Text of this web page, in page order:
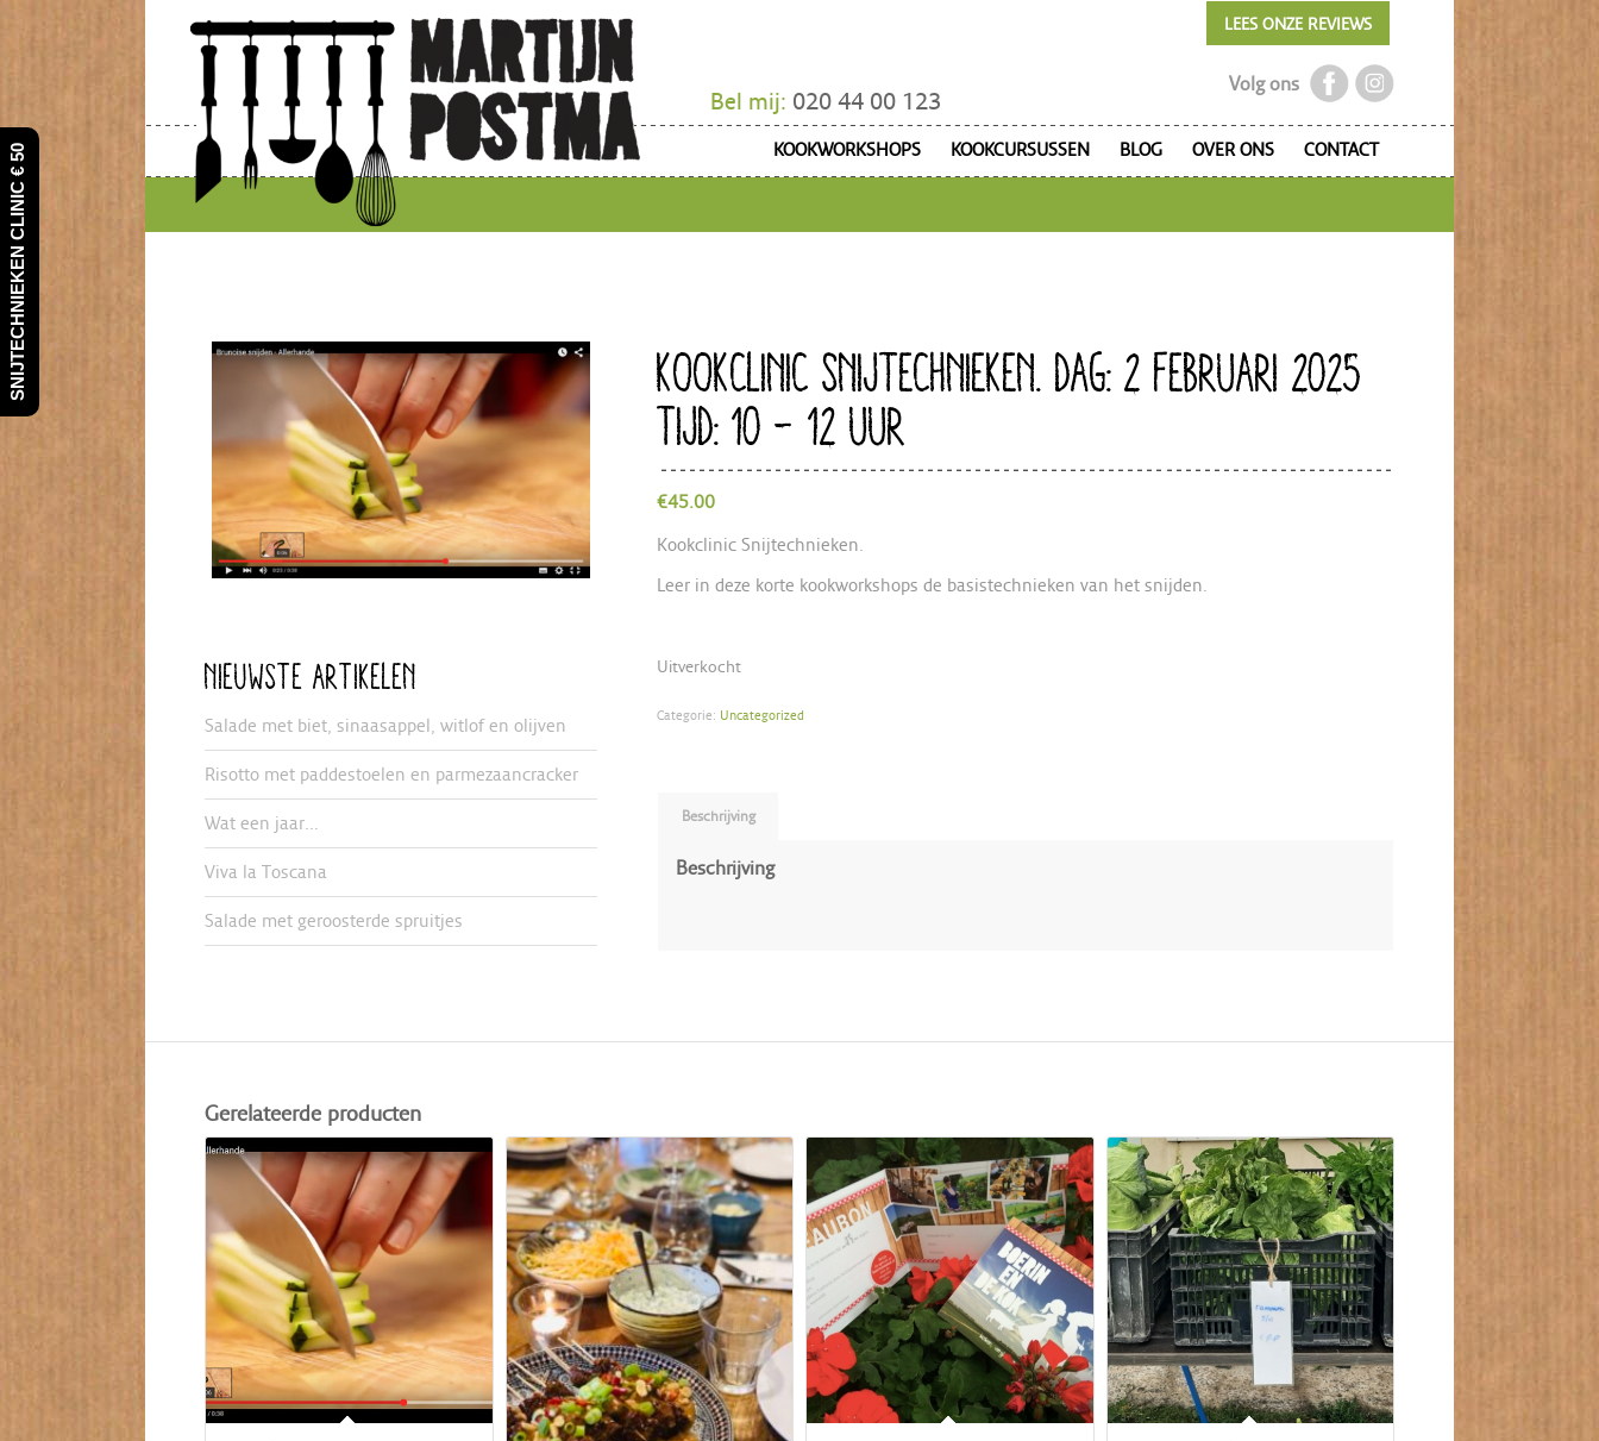
Bel mij: 020 44 00 123
Volg ons
LEES ONZE REVIEWS
KOOKWORKSHOPS KOOKCURSUSSEN BLOG OVER ONS CONTACT
NIEUWSTE ARTIKELEN
Salade met biet, sinaasappel, witlof en olijven
Risotto met paddestoelen en parmezaancracker
Wat een jaar…
Viva la Toscana
Salade met geroosterde spruitjes
KOOKCLINIC SNIJTECHNIEKEN. DAG: 2 FEBRUARI 2025
TIJD: 10 – 12 UUR
€45.00
Kookclinic Snijtechnieken.
Leer in deze korte kookworkshops de basistechnieken van het snijden.
Uitverkocht
Categorie: Uncategorized
Beschrijving
Beschrijving
Gerelateerde producten
SNIJTECHNIEKEN CLINIC € 50